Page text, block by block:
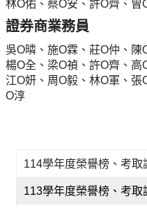
林O佑、蔡O安、許O齊、曾
證券商業務員
吳O暽、施O霖、莊O仲、陳
楊O全、梁O禎、許O齊、高
江O妍、周O毅、林O軍、
O淳
114學年度榮譽榜、考取
113學年度榮譽榜、考取